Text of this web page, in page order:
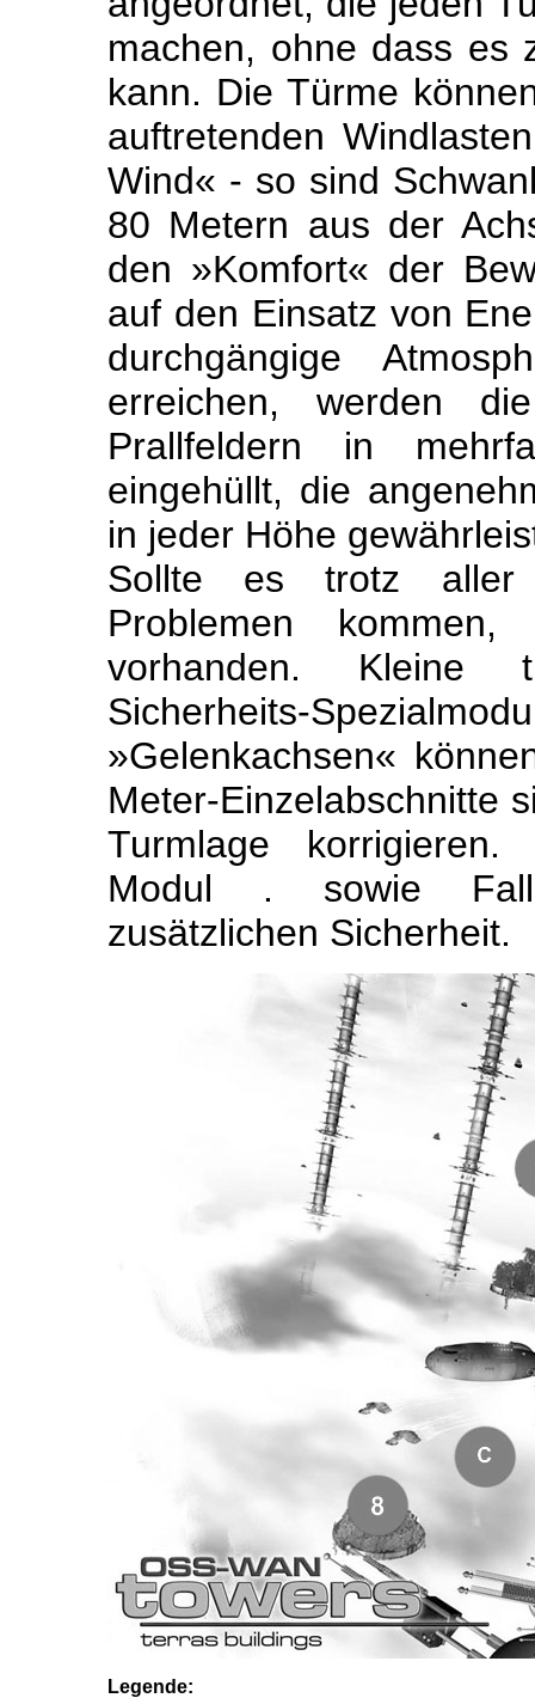
machen, ohne dass es
kann. Die Türme
auftretenden
Wind« - so sind
80 Metern aus der
den »Komfort« der
auf den Einsatz von
durchgängige
erreichen, werden
Prallfeldern in
eingehüllt, die
in jeder Höhe
Sollte es trotz aller
Problemen
vorhanden. Kleine
Sicherheits-
»Gelenkachsen«
Meter-Einzelabschnitte
Turmlage
Modul . sowie
zusätzlichen Sicherheit.
Legende: